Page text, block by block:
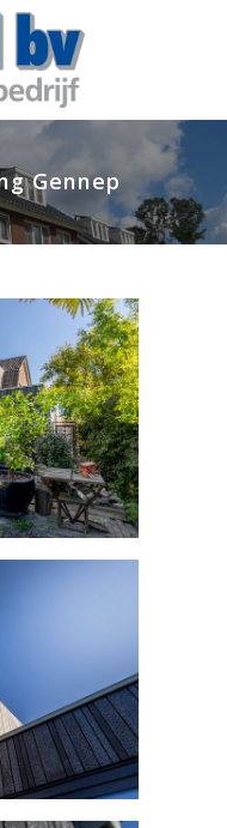
Gennep